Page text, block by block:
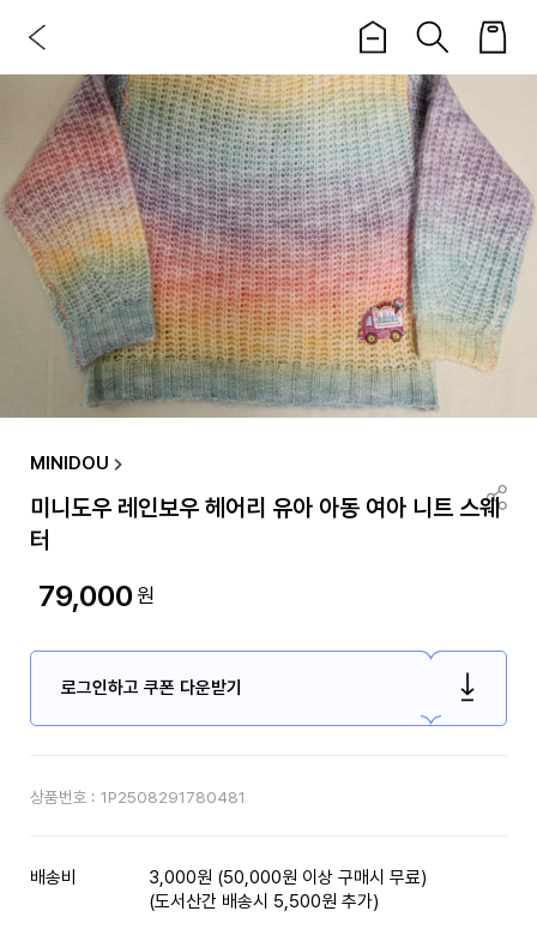
MINIDOU
미니도우 레인보우 헤어리 유아 아동 여아 니트 스웨
터
79,000원
로그인하고 쿠폰 다운받기
상품번호 : 1P2508291780481
배송비
3,000원 (50,000원 이상 구매시 무료)
(도서산간 배송시 5,500원 추가)